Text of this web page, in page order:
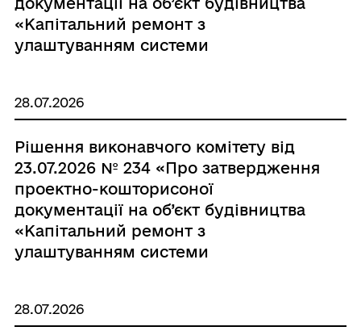
«Капітальний ремонт з
улаштуванням системи
«Теофіпольська школа мистецтв»
Хмельницького району
Хмельницької області за адресою:
вул. Небесної Сотні, 14, селище
Теофіполь, Хмельницький район,
Хмельницька область»»
28.07.2026
Рішення виконавчого комітету від
23.07.2026 № 234 «Про затвердження
проектно-кошторисоної
документації на об’єкт будівництва
«Капітальний ремонт з
улаштуванням системи
селищної ради Хмельницького
28.07.2026